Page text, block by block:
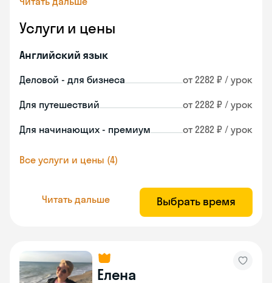
Услуги и цены
Английский язык
Деловой - для бизнеса от 2282 ₽ / урок
Для путешествий от 2282 ₽ / урок
Для начинающих - премиум от 2282 ₽ / урок
Все услуги и цены (4)
Читать дальше Выбрать время
Елена